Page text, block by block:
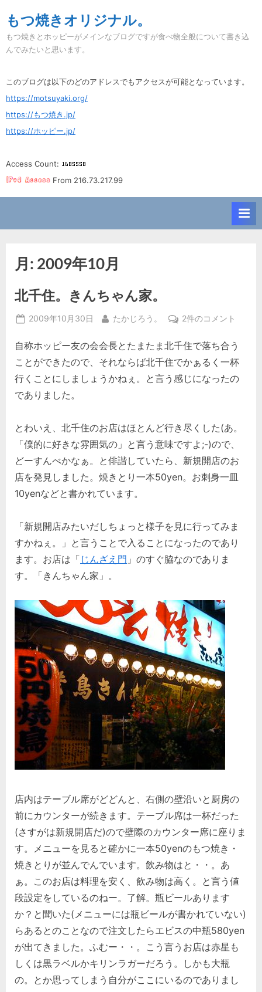
to
content
もつ焼きオリジナル。
もつ焼きとホッピーがメインなブログですが食べ物全般について書き込
んでみたいと思います。
このブログは以下のどのアドレスでもアクセスが可能となっています。
https://motsuyaki.org/
https://もつ焼き.jp/
https://ホッピー.jp/
Access Count:
From 216.73.217.99
月: 2009年10月
北千住。きんちゃん家。
Posted
2009年10月30日 By
たかじろう。
北
住。
き
ち
家。
へ
2件のコメント
自称ホッピー友の会会長とたまたま北千住で落ち合う
ことができたので、それならば北千住でかぁるく一杯
行くことにしましょうかねぇ。と言う感じになったの
でありました。
とわいえ、北千住のお店はほとんど行き尽くした(あ。
「僕的に好きな雰囲気の」と言う意味ですよ;-)ので、
どーすんべかなぁ。と俳諧していたら、新規開店のお
店を発見しました。焼きとり一本50yen。お刺身一皿
10yenなどと書かれています。
「新規開店みたいだしちょっと様子を見に行ってみま
すかねぇ。」と言うことで入ることになったのであり
ます。お店は「 じんざえ門 」のすぐ脇なのでありま
す。「きんちゃん家」。
店内はテーブル席がどどんと、右側の壁沿いと厨房の
前にカウンターが続きます。テーブル席は一杯だった
(さすがは新規開店だ)ので壁際のカウンター席に座りま
す。メニューを見ると確かに一本50yenのもつ焼き・
焼きとりが並んでんでいます。飲み物はと・・。あ
ぁ。このお店は料理を安く、飲み物は高く。と言う値
段設定をしているのねー。了解。瓶ビールあります
か？と聞いた(メニューには瓶ビールが書かれていない)
らあるとのことなので注文したらエビスの中瓶580yen
が出てきました。ふむー・・。こう言うお店は赤星も
しくは黒ラベルかキリンラガーだろう。しかも大瓶
の。とか思ってしまう自分がここにいるのでありまし